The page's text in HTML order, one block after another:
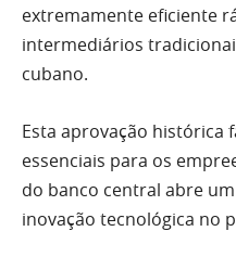
extremamente eficiente
intermediários
cubano.
Esta aprovação histórica
essenciais para os
do banco central abre
inovação tecnológica no